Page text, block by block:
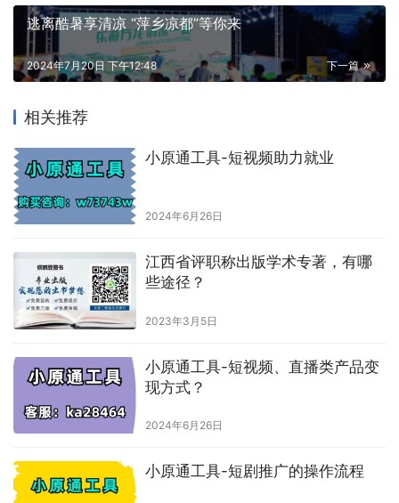
逃离酷暑享清凉 “萍乡凉都”等你来
下一篇
2024年7月20日 下午12:48
相关推荐
小原通工具-短视频助力就业
2024年6月26日
江西省评职称出版学术专著，有哪
些途径？
2023年3月5日
小原通工具-短视频、直播类产品变
现方式？
2024年6月26日
小原通工具-短剧推广的操作流程